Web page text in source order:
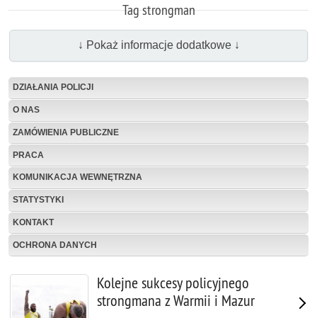
Tag strongman
↓ Pokaż informacje dodatkowe ↓
DZIAŁANIA POLICJI
O NAS
ZAMÓWIENIA PUBLICZNE
PRACA
KOMUNIKACJA WEWNĘTRZNA
STATYSTYKI
KONTAKT
OCHRONA DANYCH
Kolejne sukcesy policyjnego
strongmana z Warmii i Mazur